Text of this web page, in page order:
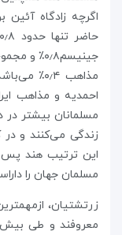
اگرچه زادگاه آئین
مذاهب
احمدیه و مذاهب
مسلمانان بیشتر در
زندگی می‌کنند و در
این ترتیب هند پس
مسلمان جهان را
زرتشتیان،
معروفند و طی بیش